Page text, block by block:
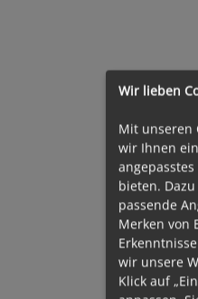
Wir lieben
Mit unseren
wir Ihnen
bieten.
passende
Merken von
wir unsere
Klick auf